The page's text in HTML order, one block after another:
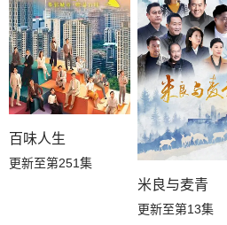
第04集 第03集
第01集
百味人生
更新至第251集
米良与麦青
更新至第13集